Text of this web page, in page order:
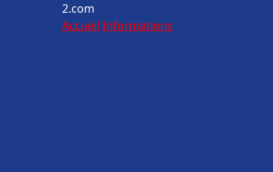
2.com
Accueil Informations